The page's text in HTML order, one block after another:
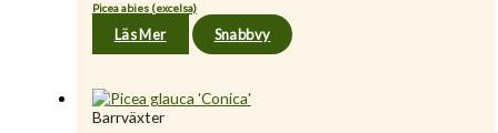
Picea abies (excelsa)
Läs Mer Snabbvy
Barrväxter